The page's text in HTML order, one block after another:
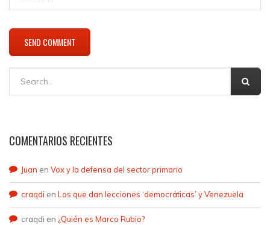
COMENTARIOS RECIENTES
Juan en Vox y la defensa del sector primario
craqdi en Los que dan lecciones ‘democráticas’ y Venezuela
craqdi en ¿Quién es Marco Rubio?